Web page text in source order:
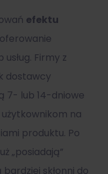
efektu
Firmy z
dostawcy
7- lub 14-dniowe
na
produktu. Po
„posiadają”
skłonni do